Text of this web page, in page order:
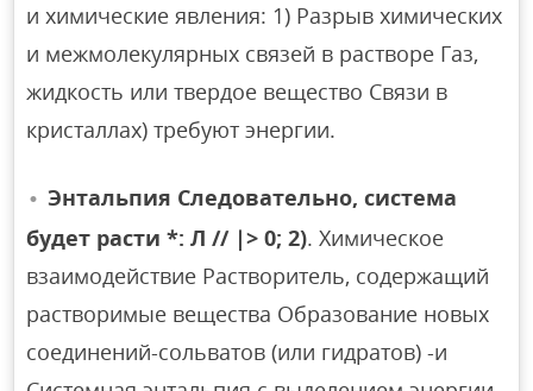
и химические явления: 1) Разрыв химических
и межмолекулярных связей в растворе Газ,
жидкость или твердое вещество Связи в
кристаллах) требуют энергии.
Энтальпия Следовательно, система
будет расти *: Л // |> 0; 2). Химическое
взаимодействие Растворитель, содержащий
растворимые вещества Образование новых
соединений-сольватов (или гидратов) -и